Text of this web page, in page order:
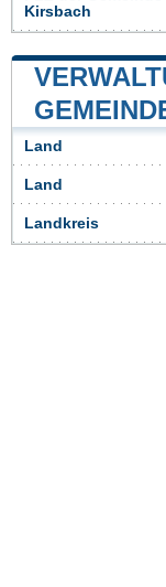
Kirsbach
Land
Land
Landkreis